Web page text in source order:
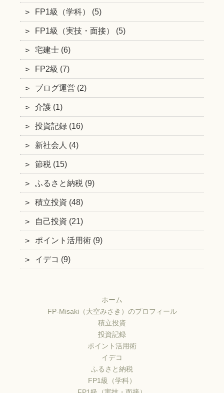
FP1級（学科） (5)
FP1級（実技・面接） (5)
宅建士 (6)
FP2級 (7)
ブログ運営 (2)
介護 (1)
投資記録 (16)
新社会人 (4)
節税 (15)
ふるさと納税 (9)
積立投資 (48)
自己投資 (21)
ポイント活用術 (9)
イデコ (9)
ホーム
FP-Misaki（大空みさき）のプロフィール
積立投資
投資記録
ポイント活用術
イデコ
ふるさと納税
FP1級（学科）